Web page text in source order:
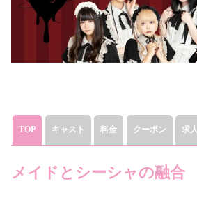
TOP キャスト 料金 クーポン 求人
メイドとシーシャの融合